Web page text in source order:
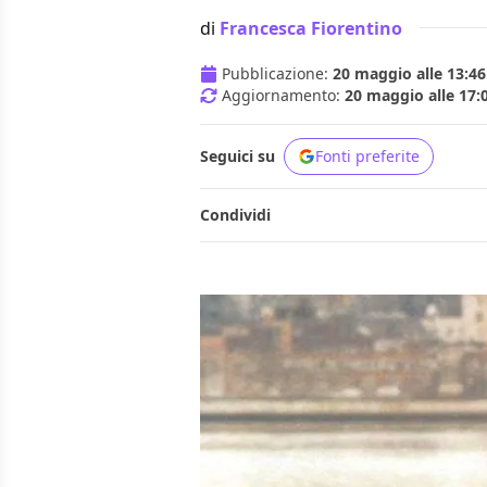
di Francesca Fiorentino
Pubblicazione: 20 maggio alle 13:46
Aggiornamento: 20 maggio alle
Seguici su Fonti preferite
Condividi